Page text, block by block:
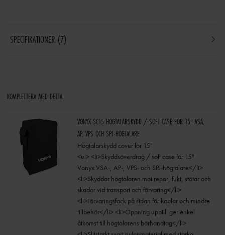
SPECIFIKATIONER 7
KOMPLETTERA MED DETTA
VONYX SC15 HÖGTALARSKYDD / SOFT CASE FÖR 15" VSA,
AP, VPS OCH SPJ-HÖGTALARE
Högtalarskydd cover för 15"
<ul> <li>Skyddsöverdrag / soft case för 15"
Vonyx VSA-, AP-, VPS- och SPJ-högtalare</li>
<li>Skyddar högtalaren mot repor, fukt, stötar och
skador vid transport och förvaring</li>
<li>Förvaringsfack på sidan för kablar och mindre
tillbehör</li> <li>Öppning upptill ger enkel
åtkomst till högtalarens bärhandtag</li>